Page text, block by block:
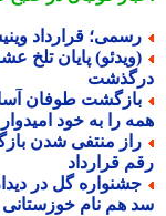
قرارداد وینیسیوس با
پایان تلخ عشق
طوفان آسانی؛
را به خود امیدوار
منتفی شدن بازگشت
قرارداد
گل در دیدار
هم نام خوزستانی